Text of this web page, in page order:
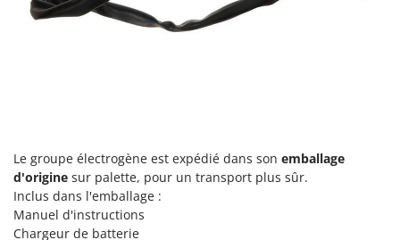
Le groupe électrogène est expédié dans son emballage
d'origine sur palette, pour un transport plus sûr.
Inclus dans l'emballage :
Manuel d'instructions
Chargeur de batterie